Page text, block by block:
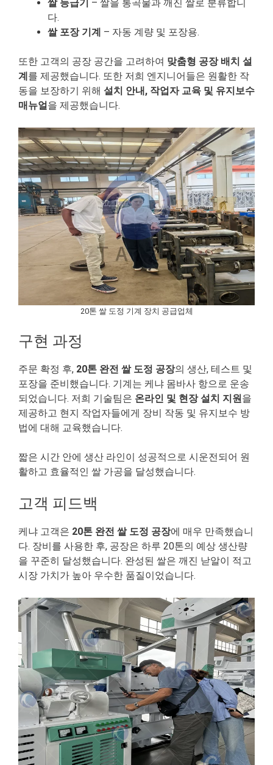
쌀 등급기
– 쌀을 통곡물과 깨진 쌀로 분류합니
다.
쌀 포장 기계 – 자동 계량 및 포장용.
또한 고객의 공장 공간을 고려하여 맞춤형 공장 배치 설
계 를 제공했습니다. 또한 저희 엔지니어들은 원활한 작
동을 보장하기 위해 설치 안내, 작업자 교육 및 유지보수
매뉴얼을 제공했습니다.
20톤 쌀 도정 기계 장치 공급업체
구현 과정
주문 확정 후, 20톤 완전 쌀 도정 공장의 생산, 테스트 및
포장을 준비했습니다. 기계는 케냐 몸바사 항으로 운송
되었습니다. 저희 기술팀은 온라인 및 현장 설치 지원을
제공하고 현지 작업자들에게 장비 작동 및 유지보수 방
법에 대해 교육했습니다.
짧은 시간 안에 생산 라인이 성공적으로 시운전되어 원
활하고 효율적인 쌀 가공을 달성했습니다.
고객 피드백
케냐 고객은 20톤 완전 쌀 도정 공장에 매우 만족했습니
다. 장비를 사용한 후, 공장은 하루 20톤의 예상 생산량
을 꾸준히 달성했습니다. 완성된 쌀은 깨진 낟알이 적고
시장 가치가 높아 우수한 품질이었습니다.